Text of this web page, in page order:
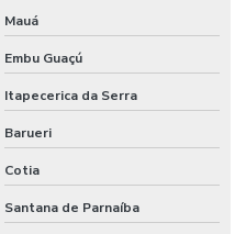
de galpão
Mauá
Embu Guaçú
Itapecerica da Serra
Barueri
Cotia
Santana de Parnaíba